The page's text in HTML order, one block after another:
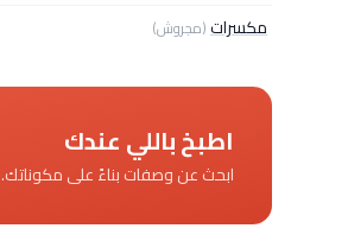
مكسرات(مجروش)
اطبخ باللي عندك
ابحث عن وصفات بناءً على مكوناتك.